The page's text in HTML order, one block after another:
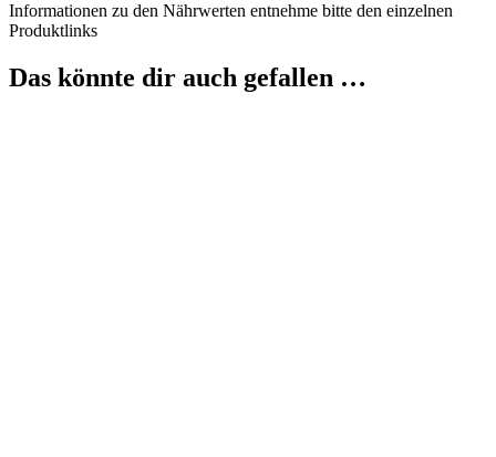
Informationen zu den Nährwerten entnehme bitte den einzelnen
Produktlinks
Das könnte dir auch gefallen …